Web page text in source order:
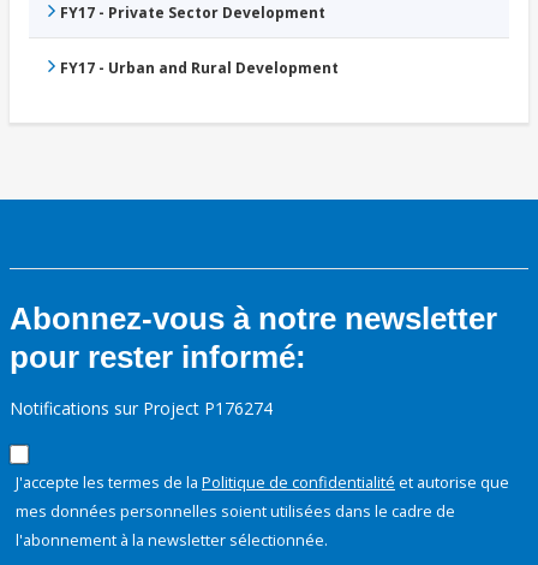
FY17 - Private Sector Development
FY17 - Urban and Rural Development
Abonnez-vous à notre newsletter
pour rester informé:
Notifications sur Project P176274
J'accepte les termes de la Politique de confidentialité et autorise que
mes données personnelles soient utilisées dans le cadre de
l'abonnement à la newsletter sélectionnée.